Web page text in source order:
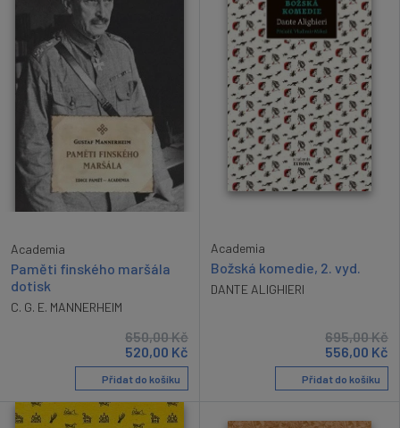
Academia
Paměti finského maršála
dotisk
C. G. E. MANNERHEIM
650,00Kč
520,00 Kč
Přidat do košíku
Academia
Božská komedie, 2. vyd.
DANTE ALIGHIERI
695,00Kč
556,00 Kč
Přidat do košíku